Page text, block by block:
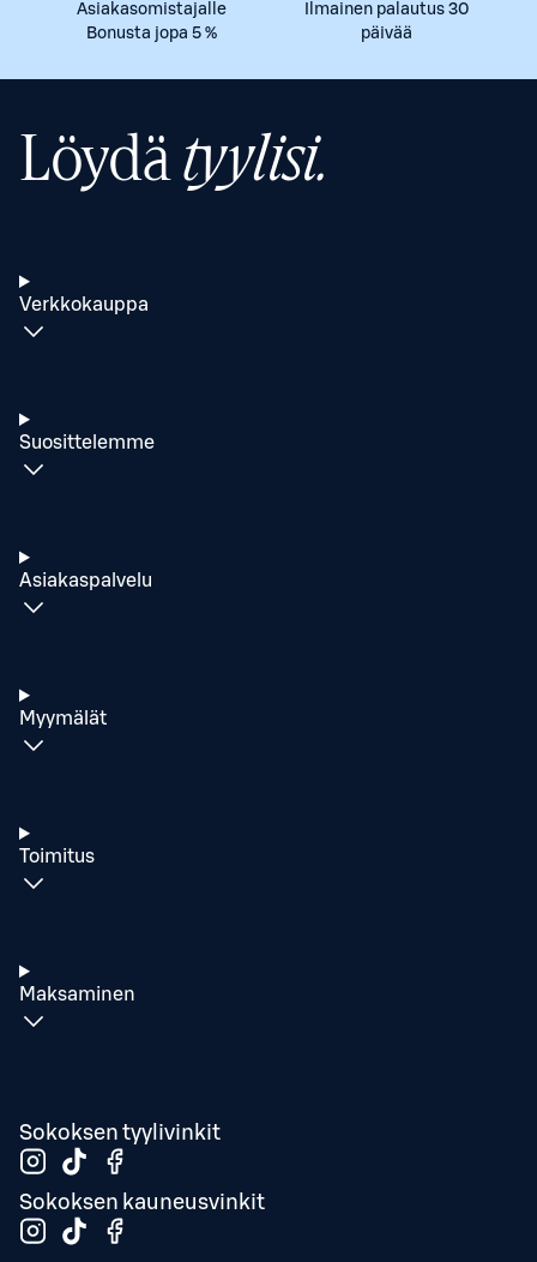
Asiakasomistajalle
Bonusta jopa 5 %
Ilmainen palautus 30
päivää
Löydätyylisi.
Verkkokauppa
Suosittelemme
Asiakaspalvelu
Myymälät
Toimitus
Maksaminen
Sokoksen tyylivinkit
Sokoksen kauneusvinkit